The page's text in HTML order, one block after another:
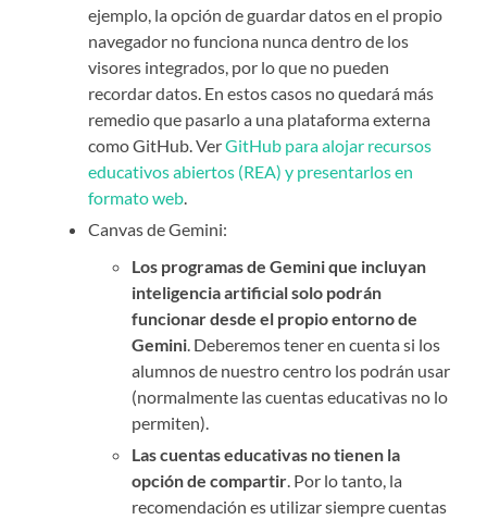
ejemplo, la opción de guardar datos en el propio
navegador no funciona nunca dentro de los
visores integrados, por lo que no pueden
recordar datos. En estos casos no quedará más
remedio que pasarlo a una plataforma externa
como GitHub. VerGitHub para alojar recursos
educativos abiertos (REA) y presentarlos en
formato web
Canvas de Gemini:
Los programas de Gemini que incluyan
inteligencia artificial solo podrán
funcionar desde el propio entorno de
Gemini . Deberemos tener en cuenta si los
alumnos de nuestro centro los podrán usar
(normalmente las cuentas educativas no lo
permiten).
Las cuentas educativas no tienen la
opción de compartir . Por lo tanto, la
recomendación es utilizar siempre cuentas